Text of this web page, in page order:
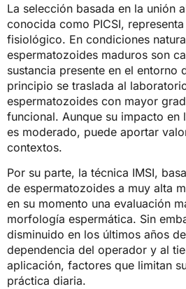
La selección basada en la unión
conocida como PICSI,
fisiológico. En condiciones
espermatozoides maduros son
sustancia presente en el entorno
principio se traslada al
espermatozoides con mayor
funcional. Aunque su impacto en
es moderado, puede aportar
contextos.
Por su parte, la técnica IMSI,
de espermatozoides a muy alta
en su momento una evaluación
morfología espermática. Sin
disminuido en los últimos años
dependencia del operador y al
aplicación, factores que limitan
práctica diaria.